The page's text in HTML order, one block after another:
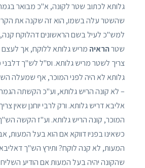
גלותא לכתוב שטר לקונה, א"כ מבואר
שהשטר עלה בשמו, הוא זה שקנה את
למש"כ לעיל בשם הראשונים דהלוקח קנה,
שטרהראיה מריש גלותא ללוקח, אך לעצם
צריך לשטר מריש גלותא. וס"ל לש"ך דלבני
גלותא לא היה לפני המוכר, אף שמעלה
– לא קונה הריש גלותא, וע"כ הקשתה
אליבא דריש גלותא. ורק לרבי יוחנן שאין
המוכר, קונה הריש גלותא. וע"ז הקשה הש"ך,
כשאינו בפניו דווקא אם הוא בעל המעות,
המעות, לא קנה לוקח? ותירץ הש"ך דאליבא
שהקונה יהיה בעל המעות אם הודיע